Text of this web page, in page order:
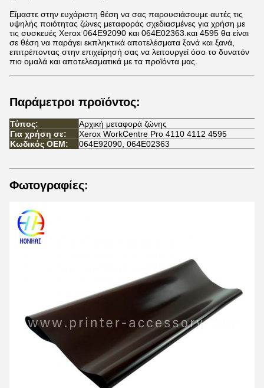
Είμαστε στην ευχάριστη θέση να σας παρουσιάσουμε αυτές τις
υψηλής ποιότητας ζώνες μεταφοράς σχεδιασμένες για χρήση με
τις συσκευές Xerox 064E92090 και 064E02363.και 4595 θα είναι
σε θέση να παράγει εκπληκτικά αποτελέσματα ξανά και ξανά,
επιτρέποντας στην επιχείρησή σας να λειτουργεί όσο το δυνατόν
πιο ομαλά και αποτελεσματικά με τα προϊόντα μας.
Παράμετροι προϊόντος:
Τύπος:
Αρχική μεταφορά ζώνης
Για χρήση σε:
Xerox WorkCentre Pro 4110 4112 4595
Κωδικός OEM:
064E92090, 064E02363
Φωτογραφίες: